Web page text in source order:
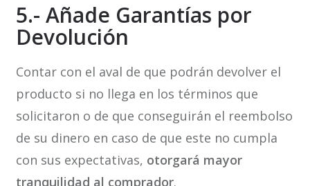
5.- Añade Garantías por
Devolución
Contar con el aval de que podrán devolver el
producto si no llega en los términos que
solicitaron o de que conseguirán el reembolso
de su dinero en caso de que este no cumpla
con sus expectativas, otorgará mayor
tranquilidad al comprador.